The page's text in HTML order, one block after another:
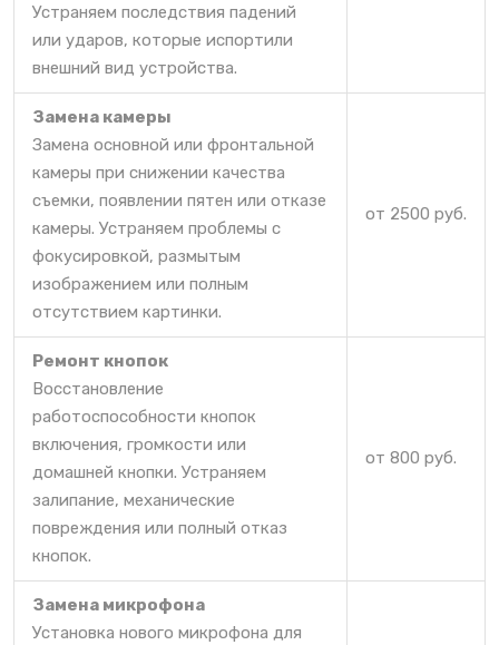
Устраняем последствия падений
или ударов, которые испортили
внешний вид устройства.
Замена камеры
Замена основной или фронтальной
камеры при снижении качества
съемки, появлении пятен или отказе
камеры. Устраняем проблемы с
фокусировкой, размытым
изображением или полным
отсутствием картинки.
от 2500 руб.
Ремонт кнопок
Восстановление
работоспособности кнопок
включения, громкости или
домашней кнопки. Устраняем
залипание, механические
повреждения или полный отказ
кнопок.
от 800 руб.
Замена микрофона
Установка нового микрофона для